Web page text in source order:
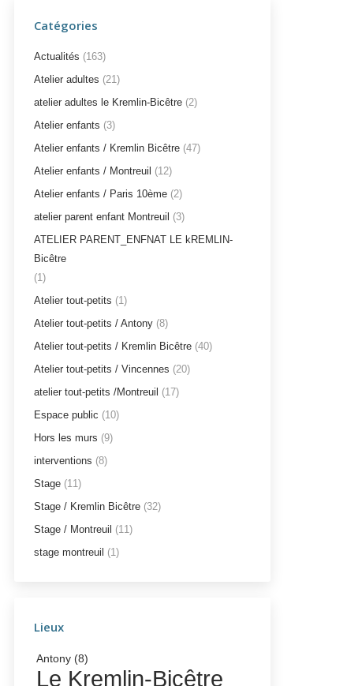
Catégories
Actualités (163)
Atelier adultes (21)
atelier adultes le Kremlin-Bicêtre (2)
Atelier enfants (3)
Atelier enfants / Kremlin Bicêtre (47)
Atelier enfants / Montreuil (12)
Atelier enfants / Paris 10ème (2)
atelier parent enfant Montreuil (3)
ATELIER PARENT_ENFNAT LE kREMLIN-
Bicêtre
(1)
Atelier tout-petits (1)
Atelier tout-petits / Antony (8)
Atelier tout-petits / Kremlin Bicêtre (40)
Atelier tout-petits / Vincennes (20)
atelier tout-petits /Montreuil (17)
Espace public (10)
Hors les murs (9)
interventions (8)
Stage (11)
Stage / Kremlin Bicêtre (32)
Stage / Montreuil (11)
stage montreuil (1)
Lieux
Antony (8)
Le Kremlin-Bicêtre